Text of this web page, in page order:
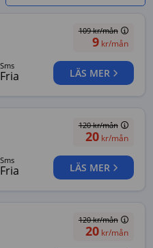
sms
Fria
109kr/mån
9kr/mån
LÄS MER
sms
Fria
120kr/mån
20kr/mån
LÄS MER
120kr/mån
20kr/mån